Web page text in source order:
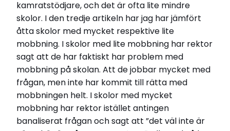
kamratstödjare, och det är ofta lite mindre
skolor. I den tredje artikeln har jag har jämfört
åtta skolor med mycket respektive lite
mobbning. I skolor med lite mobbning har rektor
sagt att de har faktiskt har problem med
mobbning på skolan. Att de jobbar mycket med
frågan, men inte har kommit till rätta med
mobbningen helt. I skolor med mycket
mobbning har rektor istället antingen
banaliserat frågan och sagt att ”det väl inte är